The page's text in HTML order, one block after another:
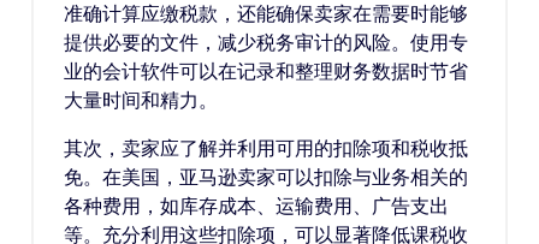
准确计算应缴税款，还能确保卖家在需要时能够
提供必要的文件，减少税务审计的风险。使用专
业的会计软件可以在记录和整理财务数据时节省
大量时间和精力。
其次，卖家应了解并利用可用的扣除项和税收抵
免。在美国，亚马逊卖家可以扣除与业务相关的
各种费用，如库存成本、运输费用、广告支出
等。充分利用这些扣除项，可以显著降低课税收